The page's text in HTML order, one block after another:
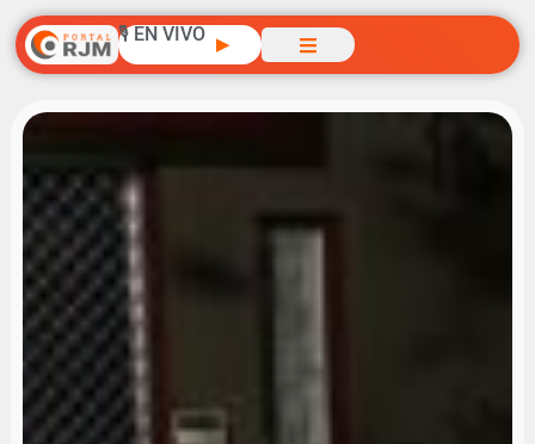
🎙️ EN VIVO ▶